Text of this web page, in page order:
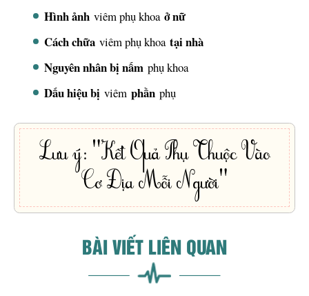
Hình ảnh viêm phụ khoaở nữ
Cách chữa viêm phụ khoatại nhà
Nguyên nhân bị nấm phụ khoa
Dấu hiệu bị viêmphần phụ
Lưu ý: "Kết Quả Phụ Thuộc Vào
Cơ Địa Mỗi Người"
BÀI VIẾT LIÊN QUAN